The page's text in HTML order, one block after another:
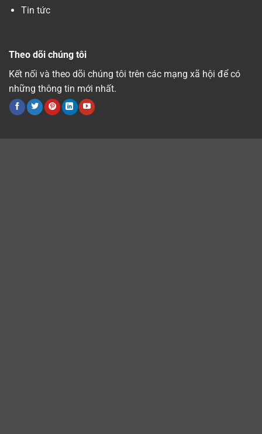
Tin tức
Theo dõi chúng tôi
Kết nối và theo dõi chúng tôi trên các mạng xã hội để có
những thông tin mới nhất.